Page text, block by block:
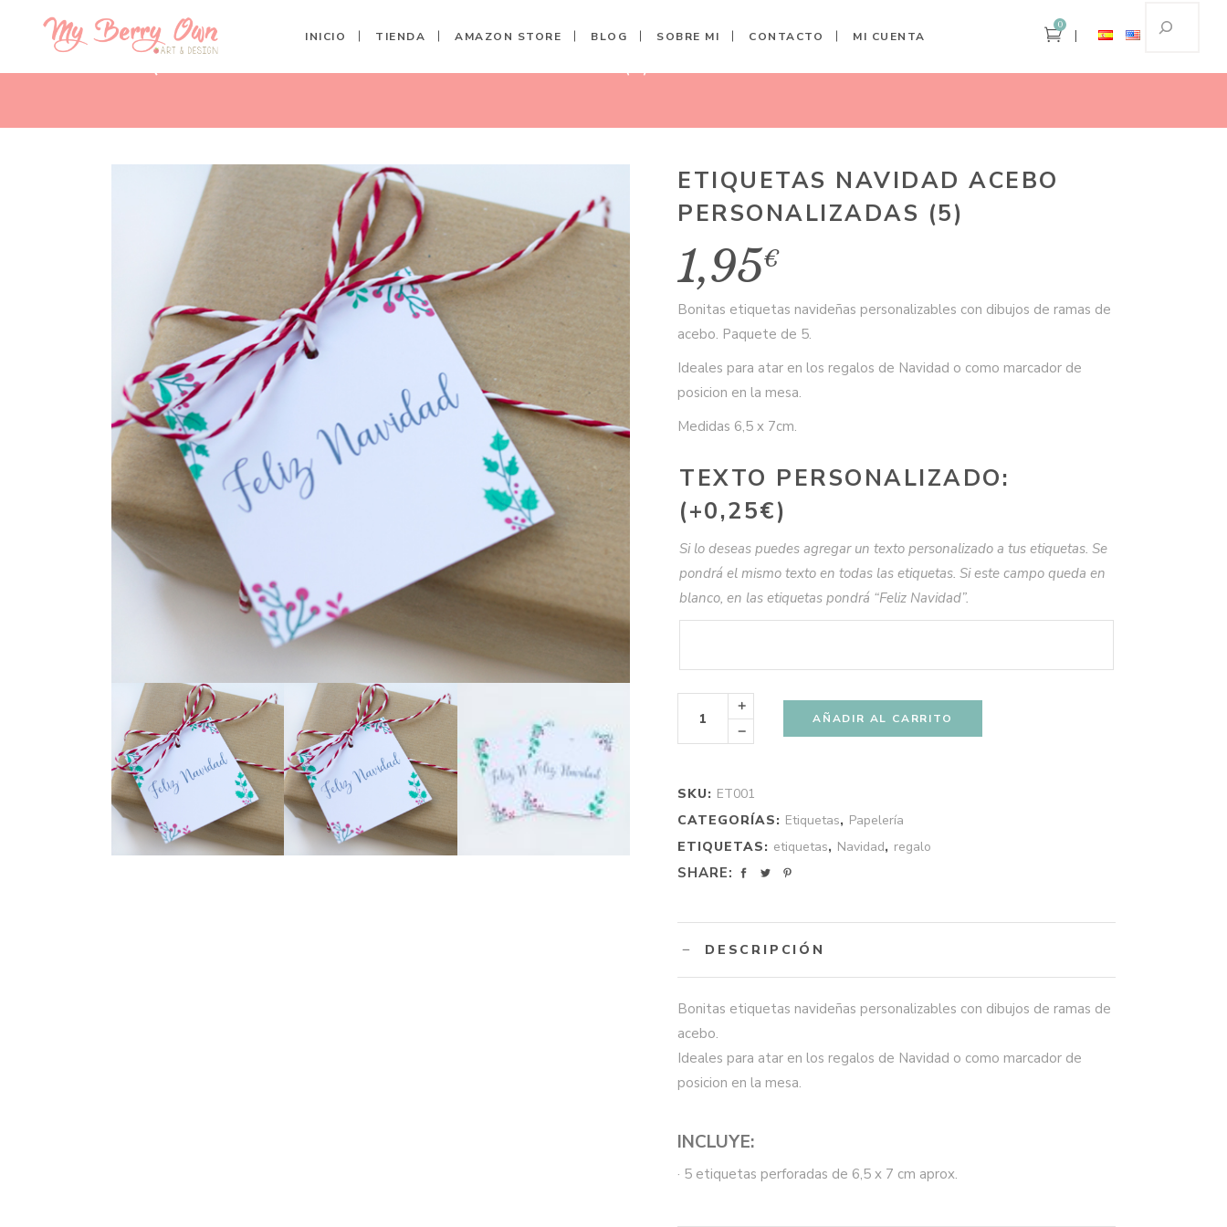
INICIO TIENDA AMAZON STORE BLOG SOBRE MI CONTACTO MI CUENTA
0
ETIQUETAS NAVIDAD ACEBO PERSONALIZADAS (5)
ETIQUETAS NAVIDAD ACEBO
PERSONALIZADAS (5)
1,95€
Bonitas etiquetas navideñas personalizables con dibujos de ramas de
acebo. Paquete de 5.
Ideales para atar en los regalos de Navidad o como marcador de
posicion en la mesa.
Medidas 6,5 x 7cm.
TEXTO PERSONALIZADO:
(+0,25€)
Si lo deseas puedes agregar un texto personalizado a tus etiquetas. Se
pondrá el mismo texto en todas las etiquetas. Si este campo queda en
blanco, en las etiquetas pondrá “Feliz Navidad”.
Etiquetas
Navidad
Acebo
Personalizadas
AÑADIR AL CARRITO
SKU: ET001
CATEGORÍAS: Etiquetas, Papelería
ETIQUETAS: etiquetas, Navidad, regalo
SHARE:
DESCRIPCIÓN
Bonitas etiquetas navideñas personalizables con dibujos de ramas de
acebo.
Ideales para atar en los regalos de Navidad o como marcador de
posicion en la mesa.
INCLUYE:
· 5 etiquetas perforadas de 6,5 x 7 cm aprox.